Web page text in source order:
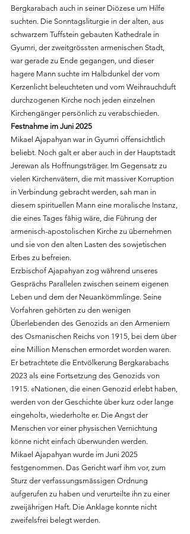
Bergkarabach auch in seiner Diözese um Hilfe
suchten. Die Sonntagsliturgie in der alten, aus
schwarzem Tuffstein gebauten Kathedrale in
Gyumri, der zweitgrössten armenischen Stadt,
war gerade zu Ende gegangen, und dieser
hagere Mann suchte im Halbdunkel der vom
Kerzenlicht beleuchteten und vom Weihrauchduft
durchzogenen Kirche noch jeden einzelnen
Kirchengänger persönlich zu verabschieden.
Festnahme im Juni 2025
Mikael Ajapahyan war in Gyumri offensichtlich
beliebt. Noch galt er aber auch in der Hauptstadt
Jerewan als Hoffnungsträger. Im Gegensatz zu
vielen Kirchenvätern, die mit massiver Korruption
in Verbindung gebracht werden, sah man in
diesem spirituellen Mann eine moralische Instanz,
die eines Tages fähig wäre, die Führung der
armenisch-apostolischen Kirche zu übernehmen
und sie von den alten Lasten des sowjetischen
Erbes zu befreien.
Erzbischof Ajapahyan zog während unseres
Gesprächs Parallelen zwischen seinem eigenen
Leben und dem der Neuankömmlinge. Seine
Vorfahren gehörten zu den wenigen
Überlebenden des Genozids an den Armeniern
des Osmanischen Reichs von 1915, bei dem über
eine Million Menschen ermordet worden waren.
Er betrachtete die Entvölkerung Bergkarabachs
2023 als eine Fortsetzung des Genozids von
1915. «Nationen, die einen Genozid erlebt haben,
werden von der Geschichte über kurz oder lange
eingeholt», wiederholte er. Die Angst der
Menschen vor einer physischen Vernichtung
könne nicht einfach überwunden werden.
Mikael Ajapahyan wurde im Juni 2025
festgenommen. Das Gericht warf ihm vor, zum
Sturz der verfassungsmässigen Ordnung
aufgerufen zu haben und verurteilte ihn zu einer
zweijährigen Haft. Die Anklage konnte nicht
zweifelsfrei belegt werden.